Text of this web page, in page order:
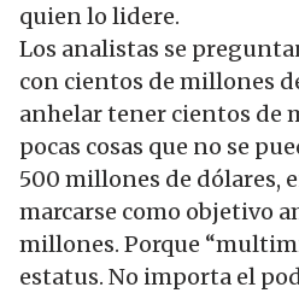
quien lo lidere.
Los analistas se
con cientos de millones
anhelar tener cientos de
pocas cosas que no se
500 millones de dólares,
marcarse como objetivo
millones. Porque
estatus. No importa el